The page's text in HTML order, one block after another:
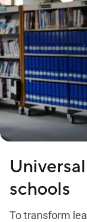
schools
To transform